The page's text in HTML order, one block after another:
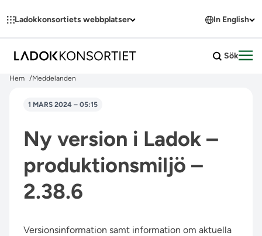
Ladokkonsortiets webbplatser In English
Sök
Hem Meddelanden
1 MARS 2024 – 05:15
Ny version i Ladok –
produktionsmiljö –
2.38.6
Versionsinformation samt information om aktuella